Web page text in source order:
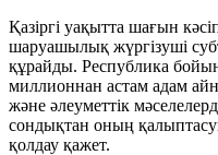
Қазіргі уақытта шағын
шаруашылық жүргізуші
құрайды. Республика
миллионнан астам адам
және әлеуметтік
сондықтан оның
қолдау қажет.